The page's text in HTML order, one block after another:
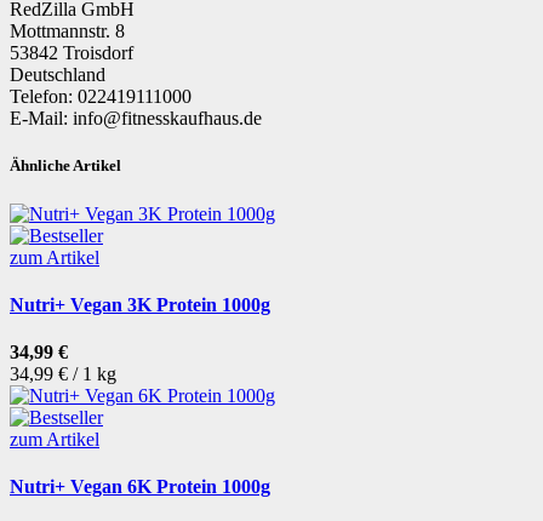
RedZilla GmbH
Mottmannstr. 8
53842 Troisdorf
Deutschland
Telefon: 022419111000
E-Mail: info@fitnesskaufhaus.de
Ähnliche Artikel
zum Artikel
Nutri+ Vegan 3K Protein 1000g
34,99 €
34,99 € / 1 kg
zum Artikel
Nutri+ Vegan 6K Protein 1000g